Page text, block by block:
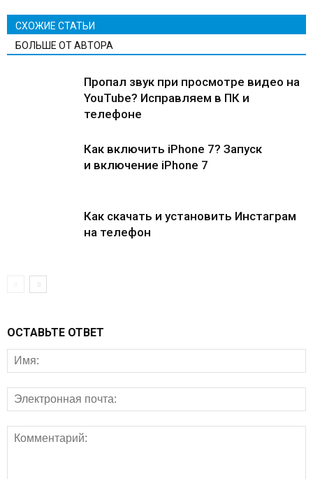
СХОЖИЕ СТАТЬИ
БОЛЬШЕ ОТ АВТОРА
Пропал звук при просмотре видео на
YouTube? Исправляем в ПК и
телефоне
Как включить iPhone 7? Запуск
и включение iPhone 7
Как скачать и установить Инстаграм
на телефон
ОСТАВЬТЕ ОТВЕТ